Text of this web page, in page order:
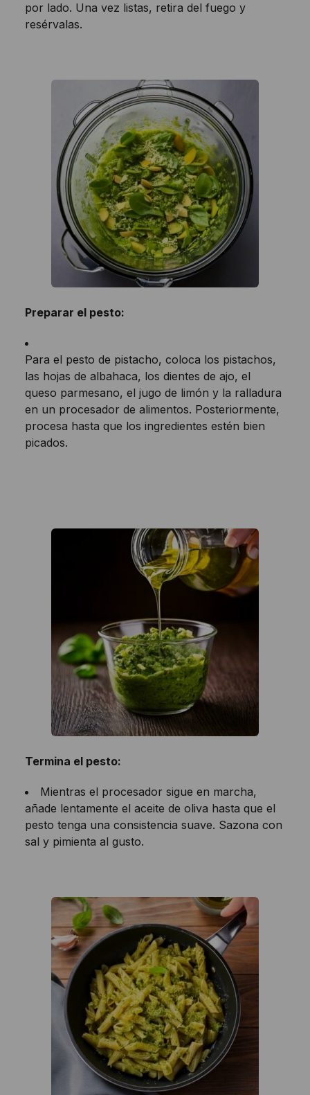
por lado. Una vez listas, retira del fuego y
resérvalas.
Preparar el pesto:
Para el pesto de pistacho, coloca los pistachos,
las hojas de albahaca, los dientes de ajo, el
queso parmesano, el jugo de limón y la ralladura
en un procesador de alimentos. Posteriormente,
procesa hasta que los ingredientes estén bien
picados.
Termina el pesto:
Mientras el procesador sigue en marcha,
añade lentamente el aceite de oliva hasta que el
pesto tenga una consistencia suave. Sazona con
sal y pimienta al gusto.